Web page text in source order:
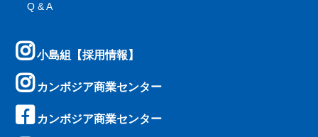
Q & A
小島組【採用情報】
カンボジア商業センター
カンボジア商業センター